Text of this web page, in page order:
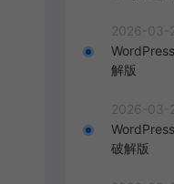
2026-03-
解版
2026-03-
破解版